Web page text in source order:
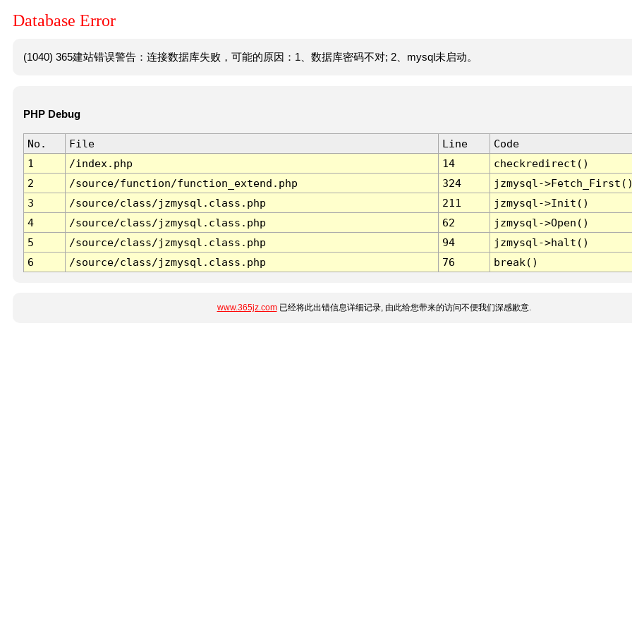
Database Error
(1040) 365建站错误警告：连接数据库失败，可能的原因：1、数据库密码不对; 2、mysql未启动。
PHP Debug
No. File Line
Code
1
/index.php 14
checkredirect()
2
/source/function/function_extend.php 324
jzmysql-
3
/source/class/jzmysql.class.php 211
jzmysql->Init()
4
/source/class/jzmysql.class.php 62
jzmysql->Open()
5
/source/class/jzmysql.class.php 94
jzmysql->halt()
6
/source/class/jzmysql.class.php 76 break()
www.365jz.com已经将此出错信息详细记录, 由此给您带来的访问不便我们深感歉意.